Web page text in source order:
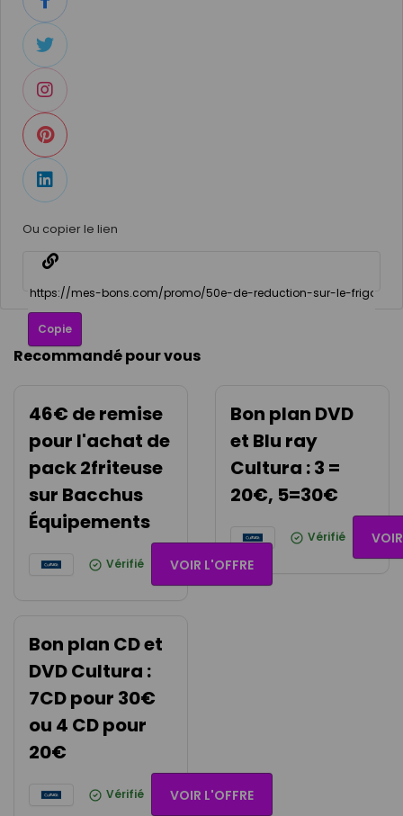
Ou copier le lien
Copie
Recommandé pour vous
46€ de remise
pour l'achat de
pack 2friteuse
sur Bacchus
Équipements
Vérifié VOIR L'OFFRE
Bon plan DVD
et Blu ray
Cultura : 3 =
20€, 5=30€
Vérifié
Bon plan CD et
DVD Cultura :
7CD pour 30€
ou 4 CD pour
20€
Vérifié VOIR L'OFFRE